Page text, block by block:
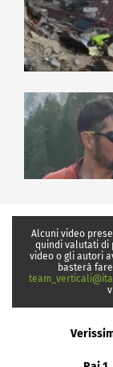
Alcuni video
quindi valutati di
video o gli autori
basterà